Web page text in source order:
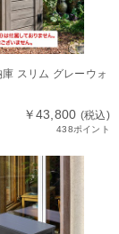
スリム グレーウォ
￥43,800 (税込)
438ポイント